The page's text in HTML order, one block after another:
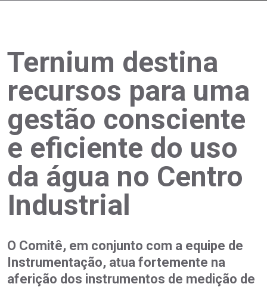
Ternium destina
recursos para uma
gestão consciente
e eficiente do uso
da água no Centro
Industrial
O Comitê, em conjunto com a equipe de
Instrumentação, atua fortemente na
aferição dos instrumentos de medição de